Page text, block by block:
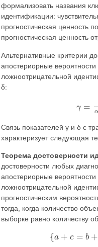
формализовать названия
идентификации:
прогностическая ценность
прогностическая ценность
Альтернативные критерии
апостериорные
ложноотрицательной
δ:
γ = α
γ= αα+ 1
Связь показателей γ и δ с
характеризует следующая
Теорема достоверности
достоверности любых
апостериорные
ложноотрицательной
прогностическим
тогда, когда количество
выборке равно количеству
{a + c = b +
{a+ c=b +d }→ {γ=Γ